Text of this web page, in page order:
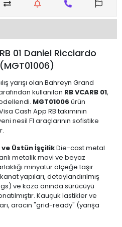
01 Daniel Ricciardo
yarışı olan Bahreyn Grand
kullanılan RB VCARB 01,
MGT01006 ürün
Cash App RB takımının
nesil F1 araçlarının sofistike
Üstün İşçilikDie-cast metal
metalik mavi ve beyaz
minyatür ölçeğe taşır.
yapıları, detaylandırılmış
ve kaza anında sürücüyü
Kauçuk lastikler ve
aracın "grid-ready" (yarışa